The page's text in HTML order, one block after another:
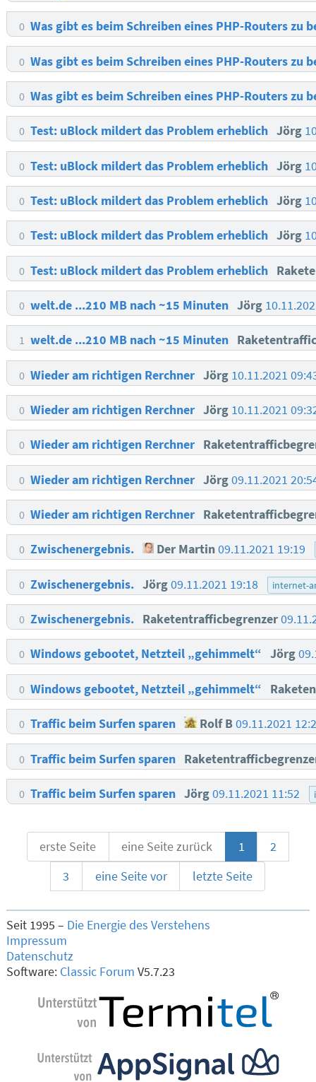
0 Was gibt es beim Schreiben eines PHP-Routers zu
0 Was gibt es beim Schreiben eines PHP-Routers zu
0 Was gibt es beim Schreiben eines PHP-Routers zu
0 Test: uBlock mildert das Problem erheblich Jörg
0 Test: uBlock mildert das Problem erheblich Jörg
0 Test: uBlock mildert das Problem erheblich Jörg
0 Test: uBlock mildert das Problem erheblich Jörg
0 Test: uBlock mildert das Problem erheblich
0 welt.de ...210 MB nach ~15 Minuten Jörg
1 welt.de ...210 MB nach ~15 Minuten
0 Wieder am richtigen Rerchner Jörg 10.11.2021
0 Wieder am richtigen Rerchner Jörg 10.11.2021
0 Wieder am richtigen Rerchner
0 Wieder am richtigen Rerchner Jörg09.11.2021
0 Wieder am richtigen Rerchner
0 Zwischenergebnis. Der Martin09.11.2021 19:19
0 Zwischenergebnis. Jörg09.11.2021 19:18 internet-
0 Zwischenergebnis. Raketentrafficbegrenzer
0 Windows gebootet, Netzteil „gehimmelt“ Jörg
0 Windows gebootet, Netzteil „gehimmelt“
0 Traffic beim Surfen sparen Rolf B09.11.2021
0 Traffic beim Surfen sparen
0 Traffic beim Surfen sparen Jörg09.11.2021 11:52
erste Seite eine Seite zurück 1
2
3
eine Seite vor letzte Seite
Seit 1995 – Die Energie des Verstehens
Impressum
Datenschutz
Software: Classic Forum V5.7.23